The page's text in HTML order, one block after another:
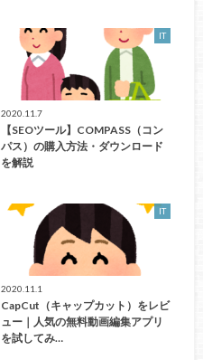
IT
2020.11.7
【SEOツール】COMPASS（コン
パス）の購入方法・ダウンロード
を解説
IT
2020.11.1
CapCut（キャップカット）をレビ
ュー｜人気の無料動画編集アプリ
を試してみ…